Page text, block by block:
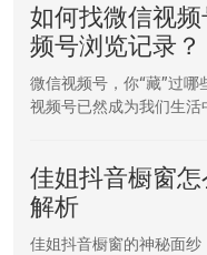
如何找微信视
频号浏览记录？
微信视频号，你“藏”过
视频号已然成为我们生
佳姐抖音橱窗
解析
佳姐抖音橱窗的神秘面